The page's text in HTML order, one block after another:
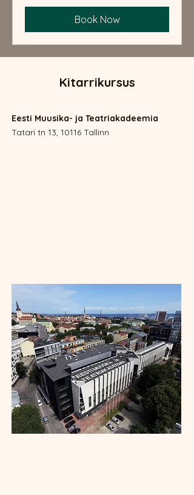
Book Now
Kitarrikursus
Eesti Muusika- ja Teatriakadeemia
Tatari tn 13, 10116 Tallinn